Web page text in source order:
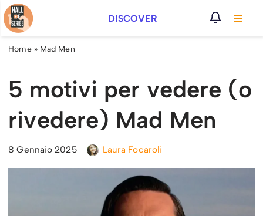
Vai
al
DISCOVER
Home» Mad Men
5 motivi per vedere (o
rivedere) Mad Men
8 Gennaio 2025 Laura Focaroli